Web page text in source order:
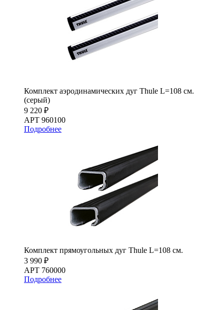
Комплект аэродинамических дуг Thule L=108 см.
(серый)
9 220 ₽
АРТ 960100
Подробнее
Комплект прямоугольных дуг Thule L=108 см.
3 990 ₽
АРТ 760000
Подробнее